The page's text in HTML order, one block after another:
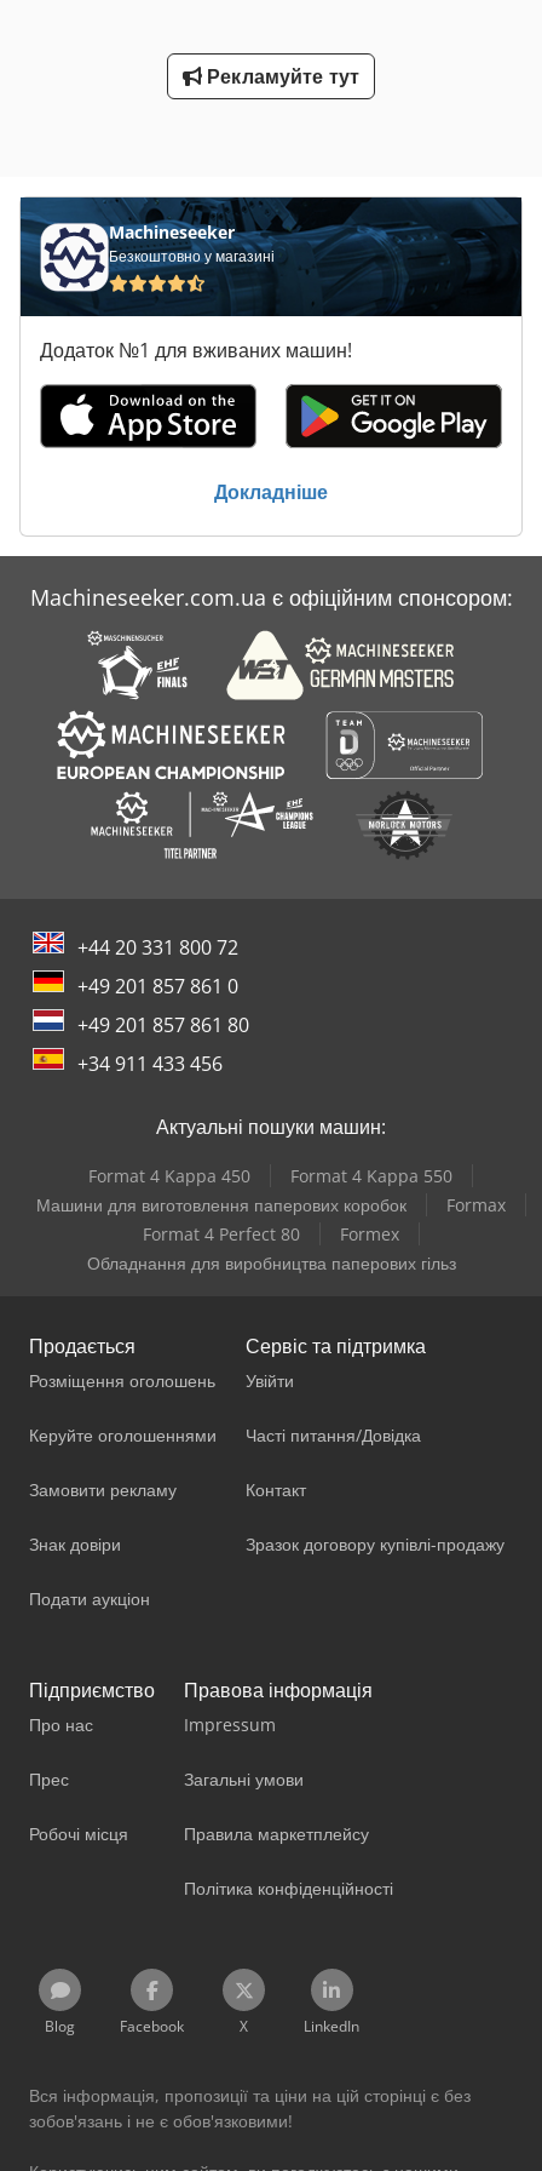
можливістю врахування специфічних вимог клієнта.
Сертифікація: - Сертифікат CE - Виробництво в Європі
Рекламуйте тут
Machineseeker
Безкоштовно у магазині
Додаток №1 для вживаних машин!
Докладніше
Machineseeker.com.ua є офіційним спонсором:
+44 20 331 800 72
+49 201 857 861 0
+49 201 857 861 80
+34 911 433 456
Актуальні пошуки машин:
Format 4 Kappa 450
Format 4 Kappa 550
Машини для виготовлення паперових коробок
Formax
Format 4 Perfect 80
Formex
Обладнання для виробництва паперових гільз
Продається
Розміщення оголошень
Керуйте оголошеннями
Замовити рекламу
Знак довіри
Подати аукціон
Сервіс та підтримка
Увійти
Часті питання/Довідка
Контакт
Зразок договору купівлі-продажу
Підприємство
Про нас
Прес
Робочі місця
Правова інформація
Impressum
Загальні умови
Правила маркетплейсу
Політика конфіденційності
Blog Facebook X LinkedIn
Вся інформація, пропозиції та ціни на цій сторінці є без
зобов'язань і не є обов'язковими!